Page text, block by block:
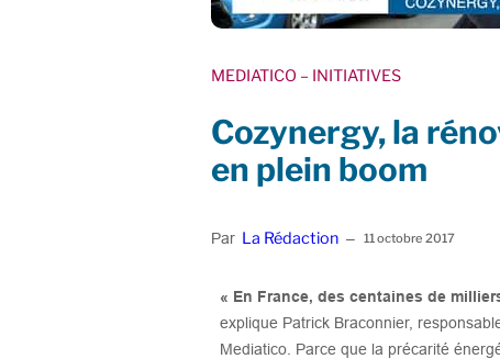
MEDIATICO – INITIATIVES
Cozynergy, la
en plein boom
Par La Rédaction – 11 octobre 2017
« En France, des centaines de
explique Patrick Braconnier,
Mediatico. Parce que la précarité